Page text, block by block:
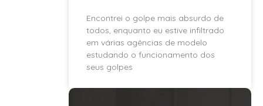
Encontrei o golpe mais absurdo de
todos, enquanto eu estive infiltrado
em várias agências de modelo
estudando o funcionamento dos
seus golpes